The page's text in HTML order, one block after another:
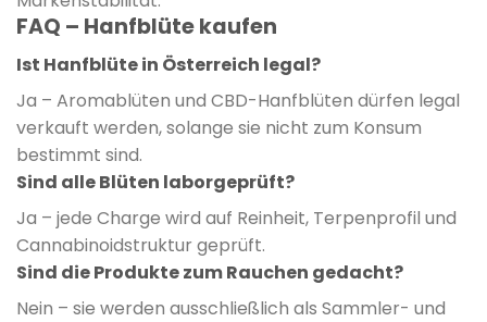
FAQ – Hanfblüte kaufen
Ist Hanfblüte in Österreich legal?
Ja – Aromablüten und CBD-Hanfblüten dürfen legal
verkauft werden, solange sie nicht zum Konsum
bestimmt sind.
Sind alle Blüten laborgeprüft?
Ja – jede Charge wird auf Reinheit, Terpenprofil und
Cannabinoidstruktur geprüft.
Sind die Produkte zum Rauchen gedacht?
Nein – sie werden ausschließlich als Sammler- und